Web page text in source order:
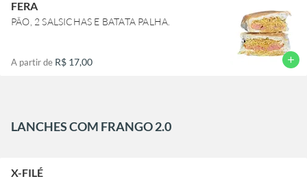
FERA
PÃO, 2 SALSICHAS E BATATA PALHA.
A partir de R$ 17,00 add
LANCHES COM FRANGO 2.0
X-FILÉ